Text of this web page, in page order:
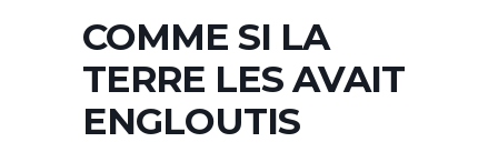
COMME SI LA
TERRE LES AVAIT
ENGLOUTIS